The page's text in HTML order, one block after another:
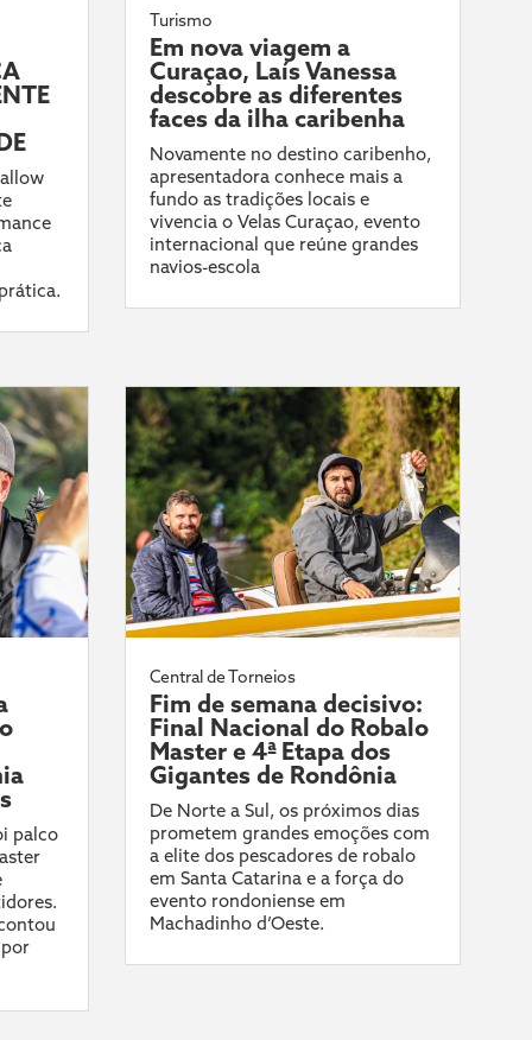
Turismo
Em nova viagem a
Curaçao, Laís Vanessa
descobre as diferentes
faces da ilha caribenha
Novamente no destino caribenho,
apresentadora conhece mais a
fundo as tradições locais e
vivencia o Velas Curaçao, evento
internacional que reúne grandes
navios-escola
palco
Central de Torneios
Fim de semana decisivo:
Final Nacional do Robalo
Master e 4ª Etapa dos
Gigantes de Rondônia
De Norte a Sul, os próximos dias
prometem grandes emoções com
a elite dos pescadores de robalo
em Santa Catarina e a força do
evento rondoniense em
Machadinho d’Oeste.